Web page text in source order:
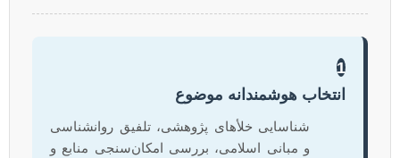
1
انتخاب هوشمندانه موضوع
شناسایی خلأهای پژوهشی، تلفیق روانشناسی
و مبانی اسلامی، بررسی امکان‌سنجی منابع و